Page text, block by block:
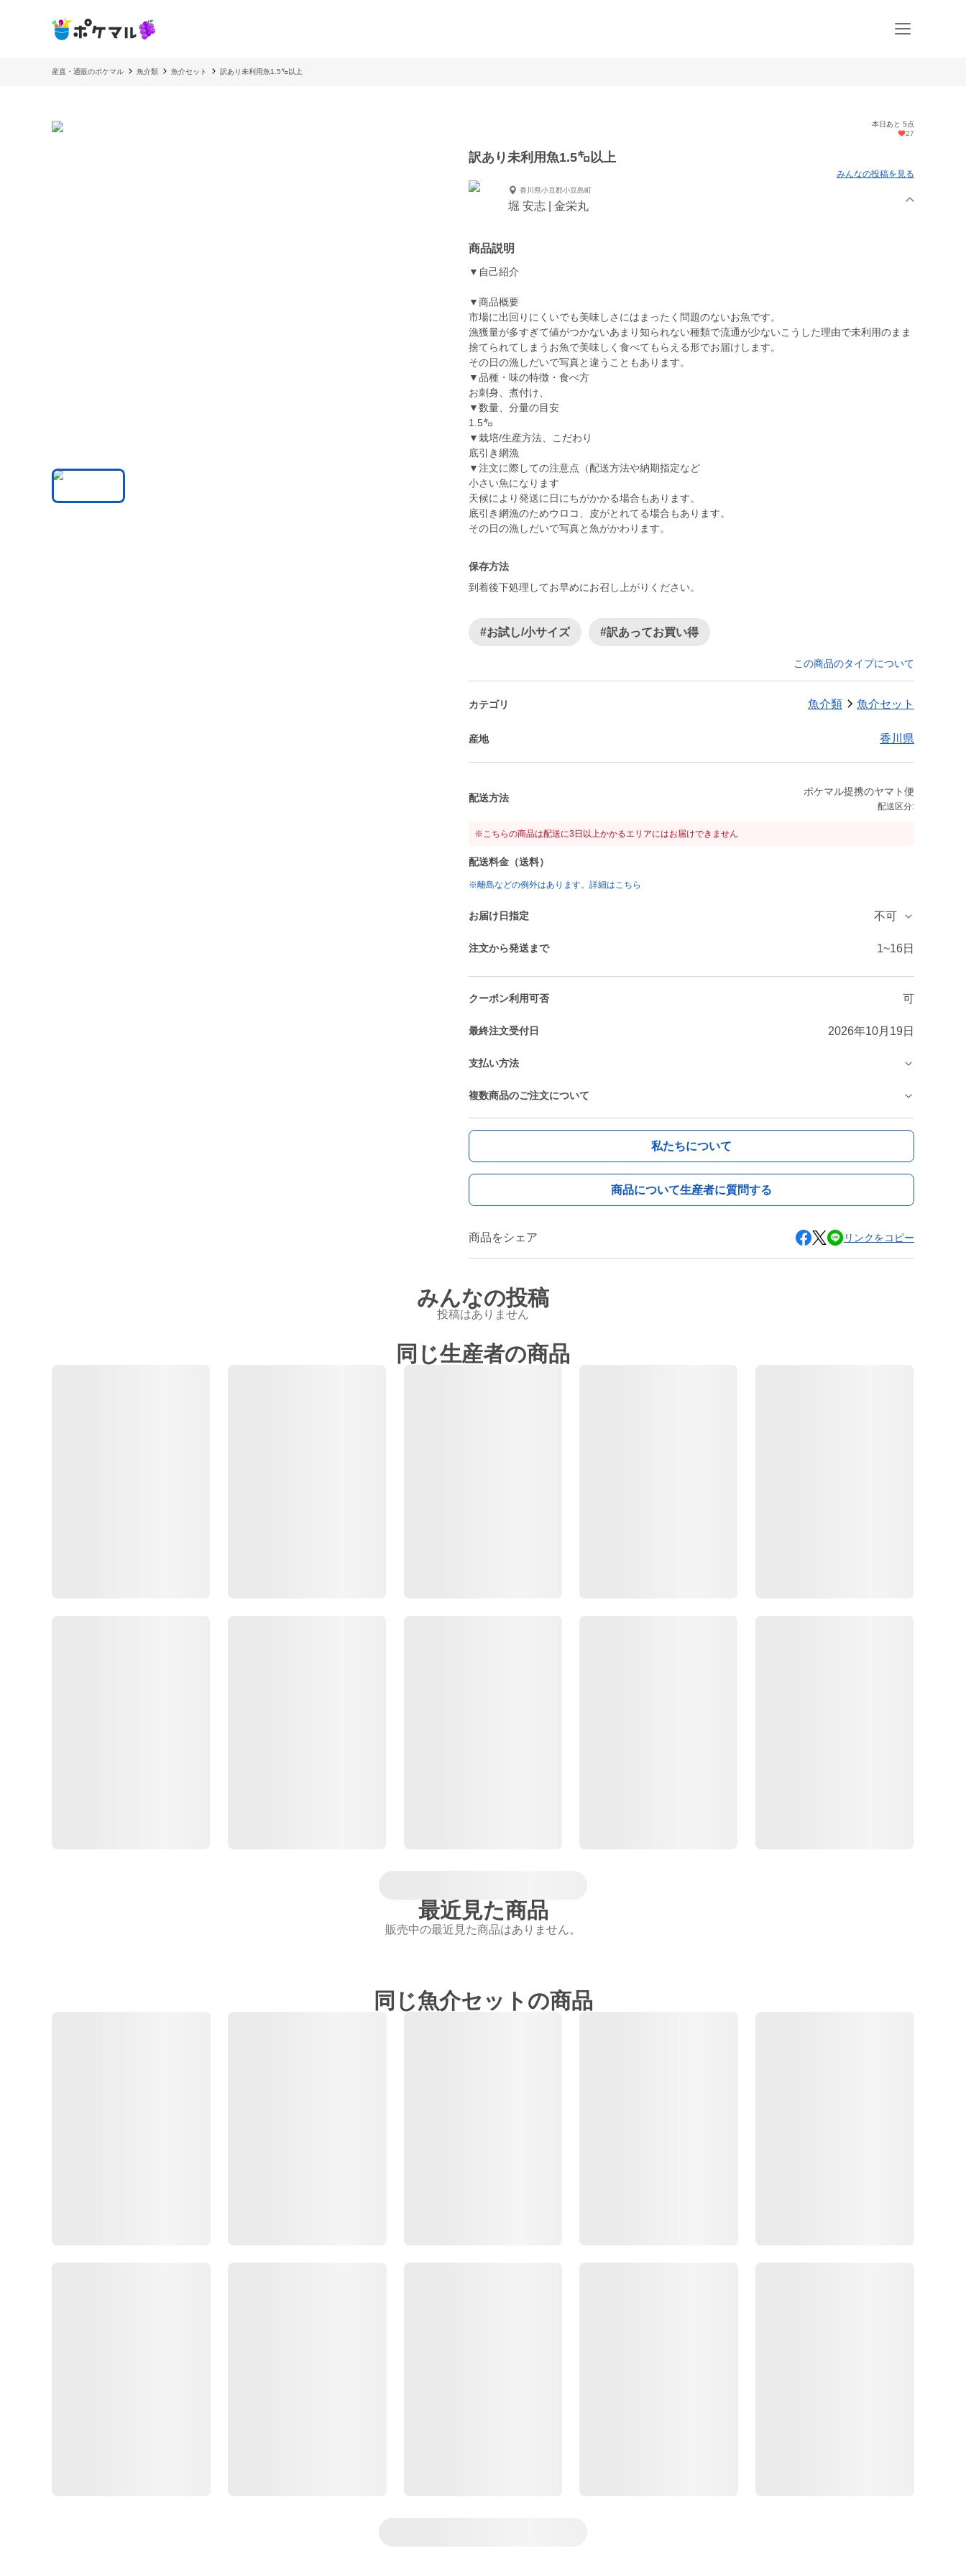
産直・通販のポケマル 魚介類 魚介セット 訳あり未利用魚1.5㌔以上
本日あと 5点
27
訳あり未利用魚1.5㌔以上
みんなの投稿を見る
香川県小豆郡小豆島町
堀 安志 | 金栄丸
商品説明
▼自己紹介
▼商品概要
市場に出回りにくいでも美味しさにはまったく問題のないお魚です。
漁獲量が多すぎて値がつかないあまり知られない種類で流通が少ないこうした理由で未利用のまま
捨てられてしまうお魚で美味しく食べてもらえる形でお届けします。
その日の漁しだいで写真と違うこともあります。
▼品種・味の特徴・食べ方
お刺身、煮付け、
▼数量、分量の目安
1.5㌔
▼栽培/生産方法、こだわり
底引き網漁
▼注文に際しての注意点（配送方法や納期指定など
小さい魚になります
天候により発送に日にちがかかる場合もあります。
底引き網漁のためウロコ、皮がとれてる場合もあります。
その日の漁しだいで写真と魚がかわります。
保存方法
到着後下処理してお早めにお召し上がりください。
#お試し/小サイズ #訳あってお買い得
この商品のタイプについて
カテゴリ 魚介類 魚介セット
産地 香川県
配送方法
ポケマル提携のヤマト便
配送区分:
※こちらの商品は配送に3日以上かかるエリアにはお届けできません
配送料金（送料）
※離島などの例外はあります。詳細はこちら
お届け日指定 不可
注文から発送まで 1~16日
クーポン利用可否 可
最終注文受付日 2026年10月19日
支払い方法
複数商品のご注文について
私たちについて
商品について生産者に質問する
商品をシェア リンクをコピー
みんなの投稿
投稿はありません
同じ生産者の商品
最近見た商品
販売中の最近見た商品はありません。
同じ魚介セットの商品